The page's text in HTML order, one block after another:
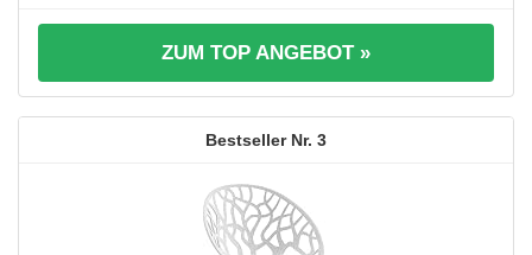
ZUM TOP ANGEBOT »
3